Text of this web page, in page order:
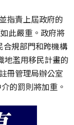
指責上屆政府的
此嚴重。 政府將
合規部門和跨機構
地濫用移民計畫的
冊管理局辦公室
介的罰則將加重 。